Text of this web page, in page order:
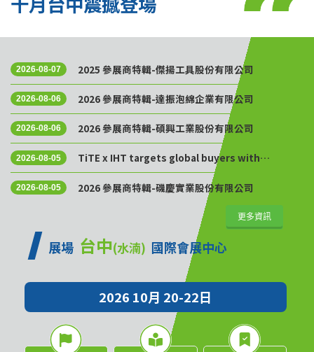
2026-08-07 2025 參展商特輯-傑揚工具股份有限公司
2026-08-06 2026 參展商特輯-達振泡綿企業有限公司
2026-08-06 2026 參展商特輯-碩興工業股份有限公司
2026-08-05
TiTE x IHT targets global buyers with
Golden Sourcing Week
2026-08-05 2026 參展商特輯-磯慶實業股份有限公司
更多資訊
展場 台中(水湳) 國際會展中心
2026 10月 20-22日